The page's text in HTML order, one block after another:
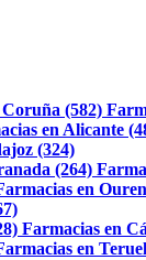
(582)
en Alicante
(324)
(264)
en
Farmacias en
en